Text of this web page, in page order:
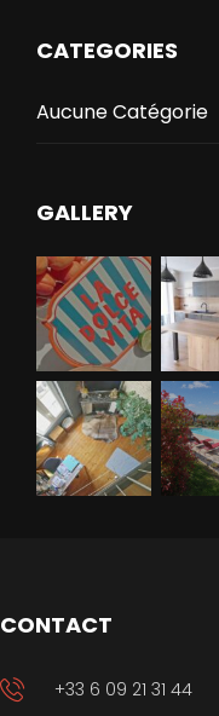
CATEGORIES
Aucune Catégorie
GALLERY
CONTACT
+33 6 09 21 31 44